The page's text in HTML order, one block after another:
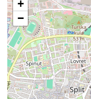
+
−